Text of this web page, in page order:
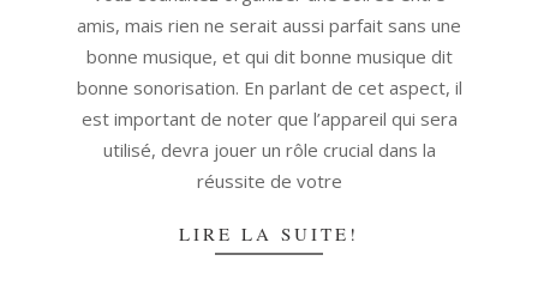
amis, mais rien ne serait aussi parfait sans une
bonne musique, et qui dit bonne musique dit
bonne sonorisation. En parlant de cet aspect, il
est important de noter que l’appareil qui sera
utilisé, devra jouer un rôle crucial dans la
réussite de votre
LIRE LA SUITE!